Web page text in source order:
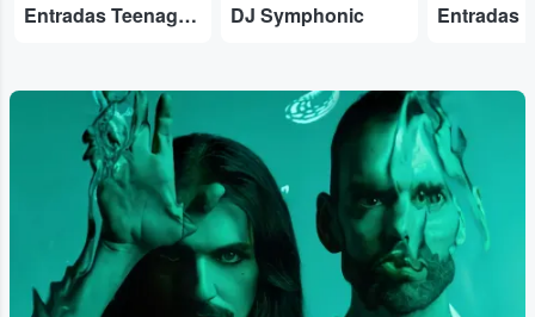
Entradas Teenage Fanclub DJ Symphonic Entradas